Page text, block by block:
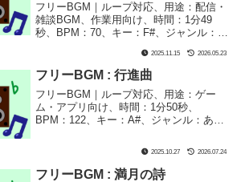
フリーBGM｜ループ対応、用途：配信・
雑談BGM、作業用向け、時間：1分49
秒、BPM：70、キー：F#、ジャンル：ゆ
ビエント｜チルな印象の一曲になりまし
た！寝る前のヒーリングや雑談BGMにぴ
ったりかも？
2025.11.15 2026.05.23
フリーBGM : 行進曲
フリーBGM｜ループ対応、用途：ゲー
ム・アプリ向け、時間：1分50秒、
BPM：122、キー：A#、ジャンル：あか
ス感のある曲に仕上げました！行進やマ
ーチングっぽい雰囲気を出したいときに
おすすめ！
2025.10.27 2026.07.24
フリーBGM : 満月の詩